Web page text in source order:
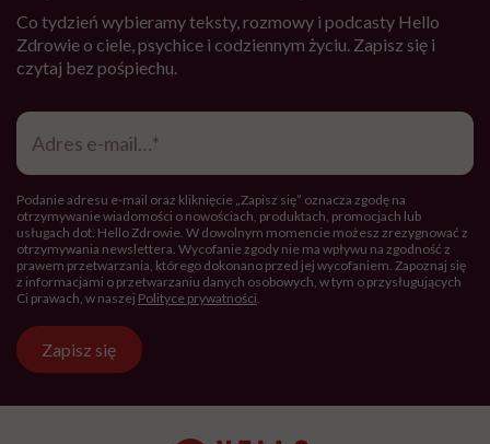
Co tydzień wybieramy teksty, rozmowy i podcasty Hello
Zdrowie o ciele, psychice i codziennym życiu. Zapisz się i
czytaj bez pośpiechu.
Adres
mail*
Podanie adresu e-mail oraz kliknięcie „Zapisz się” oznacza zgodę na
otrzymywanie wiadomości o nowościach, produktach, promocjach lub
usługach dot. Hello Zdrowie. W dowolnym momencie możesz zrezygnować z
otrzymywania newslettera. Wycofanie zgody nie ma wpływu na zgodność z
prawem przetwarzania, którego dokonano przed jej wycofaniem. Zapoznaj się
z informacjami o przetwarzaniu danych osobowych, w tym o przysługujących
Ci prawach, w naszej Polityce prywatności.
Zapisz się